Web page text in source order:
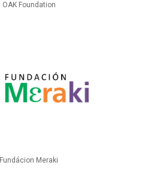
OAK Foundation
Fundácion Meraki